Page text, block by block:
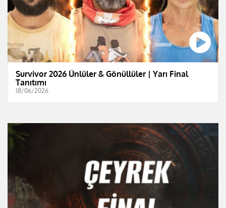
Survivor 2026 Ünlüler & Gönüllüler | Yarı Final
Tanıtımı
18/06/2026